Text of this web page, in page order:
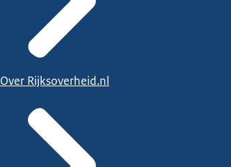
Over Rijksoverheid.nl